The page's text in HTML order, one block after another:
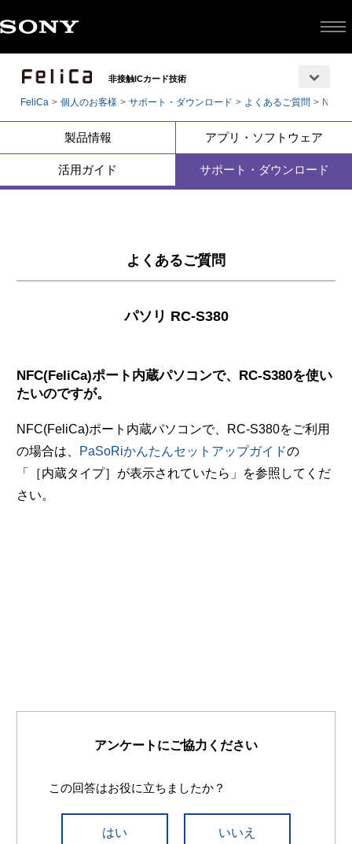
非接触ICカード技術
FeliCa 個人のお客様 サポート・ダウンロード よくあるご質問
製品情報 アプリ・ソフトウェア
活用ガイド サポート・ダウンロード
よくあるご質問
パソリ RC-S380
NFC(FeliCa)ポート内蔵パソコンで、RC-S380を使い
たいのですが。
NFC(FeliCa)ポート内蔵パソコンで、RC-S380をご利用
の場合は、
PaSoRiかんたんセットアップガイドの
「［内蔵タイプ］が表示されていたら」を参照してくだ
さい。
アンケートにご協力ください
この回答はお役に立ちましたか？
はい いいえ